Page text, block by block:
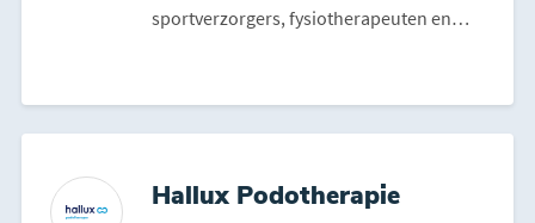
sportverzorgers, fysiotherapeuten en
Hallux Podotherapie